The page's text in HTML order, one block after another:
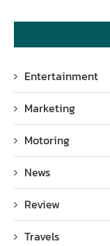
Entertainment
Marketing
Motoring
News
Review
Travels